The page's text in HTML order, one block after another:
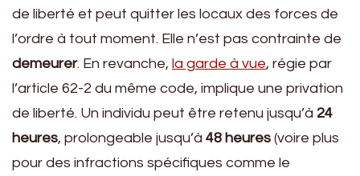
de liberté et peut quitter les locaux des forces de
l’ordre à tout moment. Elle n’est pas contrainte de
demeurer. En revanche, la garde à vue, régie par
l’article 62-2 du même code, implique une privation
de liberté. Un individu peut être retenu jusqu’à 24
heures, prolongeable jusqu’à 48 heures (voire plus
pour des infractions spécifiques comme le